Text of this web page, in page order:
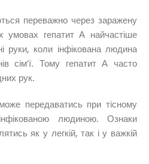
переважно через заражену
гепатит А найчастіше
руки, коли інфікована людина
сім’ї. Тому гепатит А часто
рук.
передаватись при тісному
людиною. Ознаки
як у легкій, так і у важкій